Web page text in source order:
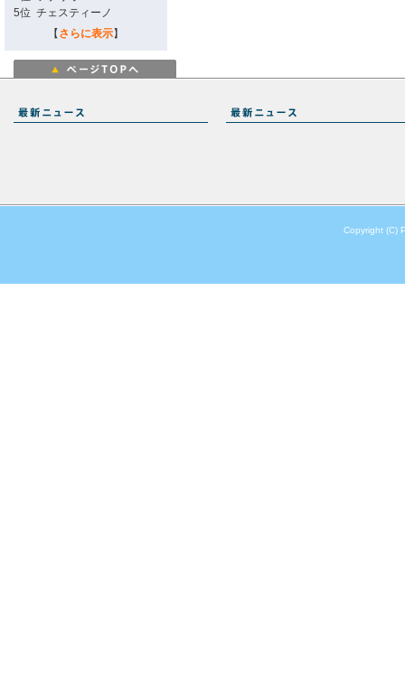
5位 チェスティーノ
【 さらに表示】
Copyright (C)